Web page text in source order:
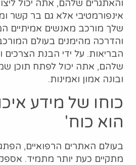
והאתגרים שלהם, אתה יכול
אינפורמטיבי אלא גם בר קשר
שלך מורכב מאנשים אמיתיים
והדרכה מהימנים בעולם
הבריאות. על ידי הבנת הצרכים
שלהם, אתה יכול לפתח תוכן
ובונה אמון ואמינות.
כוחו של מידע
הוא כוח'
בעולם האתרים הרפואיים,
מתקיים כעת יותר מתמיד.